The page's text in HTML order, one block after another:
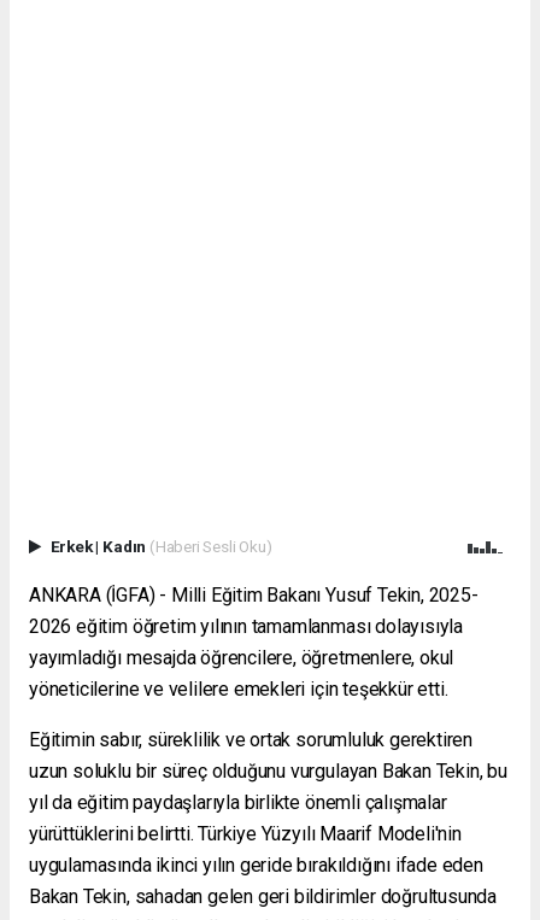
Erkek| Kadın (Haberi Sesli Oku)
ANKARA (İGFA) - Milli Eğitim Bakanı Yusuf Tekin, 2025-
2026 eğitim öğretim yılının tamamlanması dolayısıyla
yayımladığı mesajda öğrencilere, öğretmenlere, okul
yöneticilerine ve velilere emekleri için teşekkür etti.
Eğitimin sabır, süreklilik ve ortak sorumluluk gerektiren
uzun soluklu bir süreç olduğunu vurgulayan Bakan Tekin, bu
yıl da eğitim paydaşlarıyla birlikte önemli çalışmalar
yürüttüklerini belirtti. Türkiye Yüzyılı Maarif Modeli'nin
uygulamasında ikinci yılın geride bırakıldığını ifade eden
Bakan Tekin, sahadan gelen geri bildirimler doğrultusunda